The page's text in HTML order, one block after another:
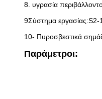
8. υγρασία
9Σύστημα
10- Πυροσβεστικά
Παράμετροι: